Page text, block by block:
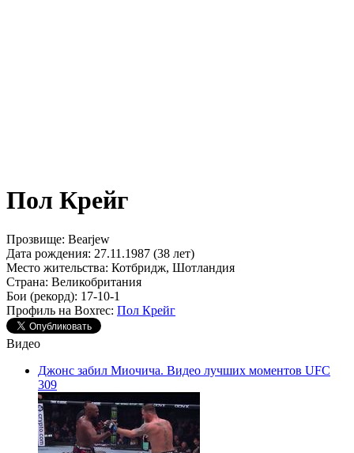
Пол Крейг
Прозвище: Bearjew
Дата рождения: 27.11.1987 (38 лет)
Место жительства: Котбридж, Шотландия
Страна: Великобритания
Бои (рекорд): 17-10-1
Профиль на Boxrec: Пол Крейг
Видео
Джонс забил Миочича. Видео лучших моментов UFC
309